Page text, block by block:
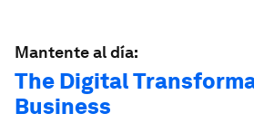
Mantente al día:
The Digital
Business